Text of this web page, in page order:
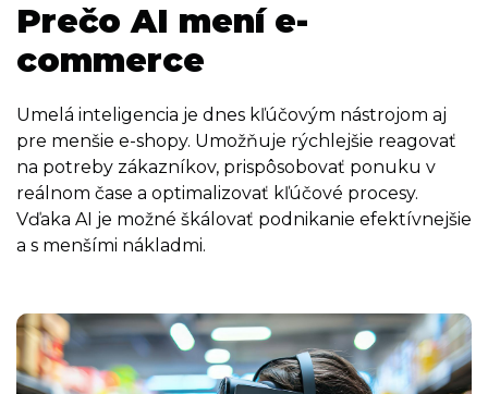
Prečo AI mení e-
commerce
Umelá inteligencia je dnes kľúčovým nástrojom aj
pre menšie e-shopy. Umožňuje rýchlejšie reagovať
na potreby zákazníkov, prispôsobovať ponuku v
reálnom čase a optimalizovať kľúčové procesy.
Vďaka AI je možné škálovať podnikanie efektívnejšie
a s menšími nákladmi.